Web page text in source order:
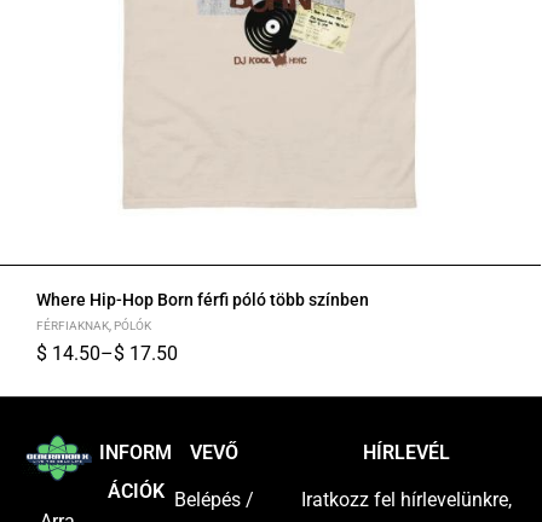
Where Hip-Hop Born férfi póló több színben
FÉRFIAKNAK PÓLÓK
$ 14.50–$ 17.50
INFORM
ÁCIÓK
VEVŐ
Belépés /
HÍRLEVÉL
Iratkozz fel hírlevelünkre,